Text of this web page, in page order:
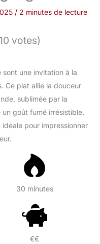
/ 2 minutes de lecture
votes)
une invitation à la
Ce plat allie la douceur
sublimée par la
goût fumé irrésistible.
pour impressionner
30 minutes
€€